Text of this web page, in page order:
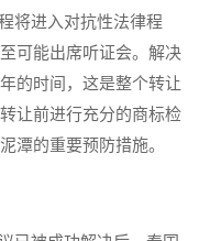
进入对抗性法律程
可能出席听证会。解决
的时间，这是整个转让
让前进行充分的商标检
潭的重要预防措施。